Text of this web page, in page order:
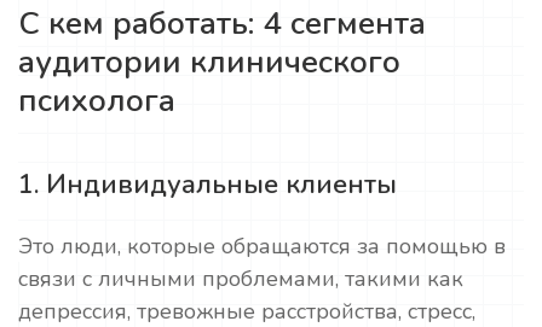
С кем работать: 4 сегмента
аудитории клинического
психолога
1. Индивидуальные клиенты
Это люди, которые обращаются за помощью в
связи с личными проблемами, такими как
депрессия, тревожные расстройства, стресс,